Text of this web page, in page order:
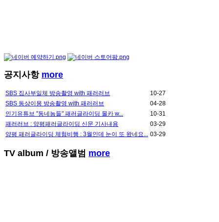
공지사항 more
SBS 집사부일체 방송촬영 with 패러러브
10-27
SBS 동상이몽 방송촬영 with 패러러브
04-28
인기유튜브 "동네놈들" 패러글라이딩 몰카 w...
10-31
패러러브 : 양평패러글라이딩 신문 기사내용
03-29
양평 패러글라이딩 체험비행 : 3월인데 눈이 또 왔네요... 03-29
TV album / 방송앨범 more